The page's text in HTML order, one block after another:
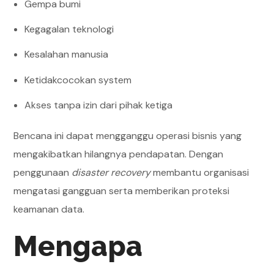
Gempa bumi
Kegagalan teknologi
Kesalahan manusia
Ketidakcocokan system
Akses tanpa izin dari pihak ketiga
Bencana ini dapat mengganggu operasi bisnis yang
mengakibatkan hilangnya pendapatan. Dengan
penggunaan disaster recoverymembantu organisasi
mengatasi gangguan serta memberikan proteksi
keamanan data.
Mengapa